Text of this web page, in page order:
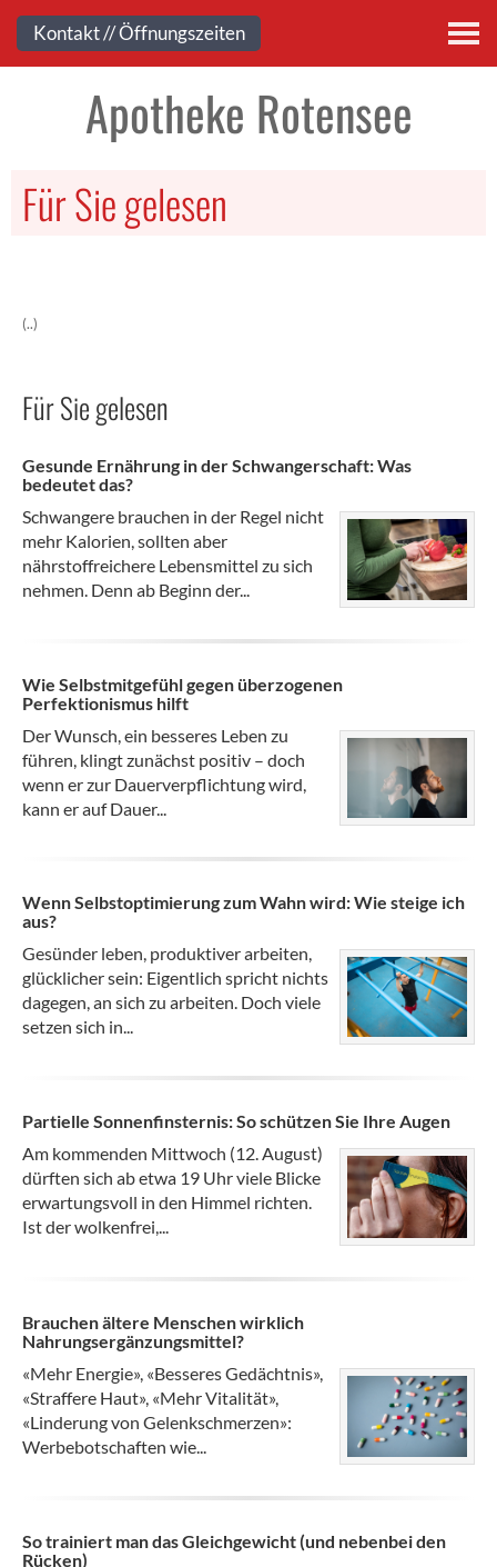
Kontakt
Apotheke Rotensee
Für Sie gelesen
(..)
Für Sie gelesen
Gesunde Ernährung in der Schwangerschaft: Was
bedeutet das?
Schwangere brauchen in der Regel nicht
mehr Kalorien, sollten aber
nährstoffreichere Lebensmittel zu sich
nehmen. Denn ab Beginn der...
Wie Selbstmitgefühl gegen überzogenen
Perfektionismus hilft
Der Wunsch, ein besseres Leben zu
führen, klingt zunächst positiv – doch
wenn er zur Dauerverpflichtung wird,
kann er auf Dauer...
Wenn Selbstoptimierung zum Wahn wird: Wie steige ich
aus?
Gesünder leben, produktiver arbeiten,
glücklicher sein: Eigentlich spricht nichts
dagegen, an sich zu arbeiten. Doch viele
setzen sich in...
Partielle Sonnenfinsternis: So schützen Sie Ihre Augen
Am kommenden Mittwoch (12. August)
dürften sich ab etwa 19 Uhr viele Blicke
erwartungsvoll in den Himmel richten.
Ist der wolkenfrei,...
Brauchen ältere Menschen wirklich
Nahrungsergänzungsmittel?
«Mehr Energie», «Besseres Gedächtnis»,
«Straffere Haut», «Mehr Vitalität»,
«Linderung von Gelenkschmerzen»:
Werbebotschaften wie...
So trainiert man das Gleichgewicht (und nebenbei den
Rücken)
Kontakt // Öffnungszeiten